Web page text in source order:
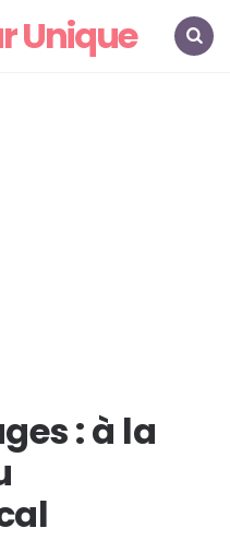
Unique
: à la